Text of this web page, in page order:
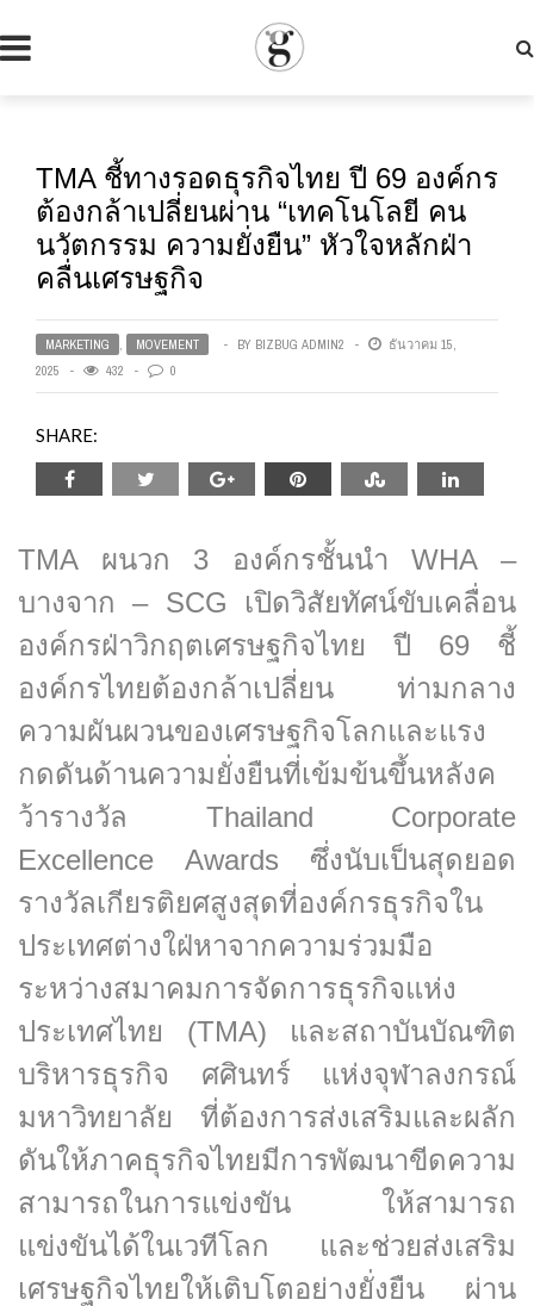
TMA ชี้ทางรอดธุรกิจไทย ปี 69 องค์กร
ต้องกล้าเปลี่ยนผ่าน “เทคโนโลยี คน
นวัตกรรม ความยั่งยืน” หัวใจหลักฝ่า
คลื่นเศรษฐกิจ
MARKETING , MOVEMENT BY BIZBUG ADMIN2
ธันวาคม 15,
2025
432 0
SHARE:
TMA ผนวก 3 องค์กรชั้นนำ WHA –
บางจาก – SCG เปิดวิสัยทัศน์ขับเคลื่อน
องค์กรฝ่าวิกฤตเศรษฐกิจไทย ปี 69 ชี้
องค์กรไทยต้องกล้าเปลี่ยน ท่ามกลาง
ความผันผวนของเศรษฐกิจโลกและแรง
กดดันด้านความยั่งยืนที่เข้มข้นขึ้นหลังค
ว้ารางวัล Thailand Corporate
Excellence Awards ซึ่งนับเป็นสุดยอด
รางวัลเกียรติยศสูงสุดที่องค์กรธุรกิจใน
ประเทศต่างใฝ่หาจากความร่วมมือ
ระหว่างสมาคมการจัดการธุรกิจแห่ง
ประเทศไทย (TMA) และสถาบันบัณฑิต
บริหารธุรกิจ ศศินทร์ แห่งจุฬาลงกรณ์
มหาวิทยาลัย ที่ต้องการส่งเสริมและผลัก
ดันให้ภาคธุรกิจไทยมีการพัฒนาขีดความ
สามารถในการแข่งขัน ให้สามารถ
แข่งขันได้ในเวทีโลก และช่วยส่งเสริม
เศรษฐกิจไทยให้เติบโตอย่างยั่งยืน ผ่าน